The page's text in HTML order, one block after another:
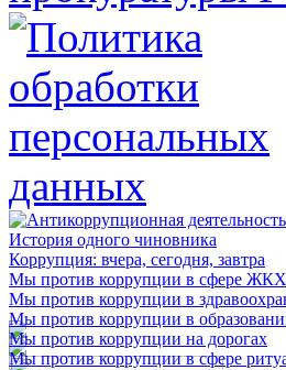
История одного чиновника
Коррупция: вчера, сегодня, завтра
Мы против коррупции в сфере ЖКХ
Мы против коррупции в
Мы против коррупции в
Мы против коррупции на дорогах
Мы против коррупции в сфере